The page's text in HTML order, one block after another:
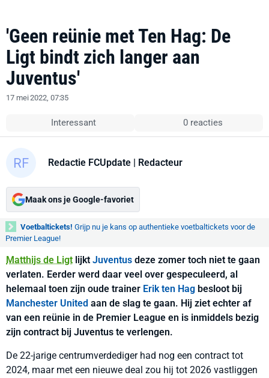
'Geen reünie met Ten Hag: De
Ligt bindt zich langer aan
Juventus'
17 mei 2022, 07:35
Interessant 0 reacties
Redactie FCUpdate | Redacteur
Maak ons je Google-favoriet
Voetbaltickets! Grijp nu je kans op authentieke voetbaltickets voor de
Premier League!
Matthijs de Ligt lijkt Juventus deze zomer toch niet te gaan
verlaten. Eerder werd daar veel over gespeculeerd, al
helemaal toen zijn oude trainer Erik ten Hag besloot bij
Manchester United aan de slag te gaan. Hij ziet echter af
van een reünie in de Premier League en is inmiddels bezig
zijn contract bij Juventus te verlengen.
De 22-jarige centrumverdediger had nog een contract tot
2024, maar met een nieuwe deal zou hij tot 2026 vastliggen